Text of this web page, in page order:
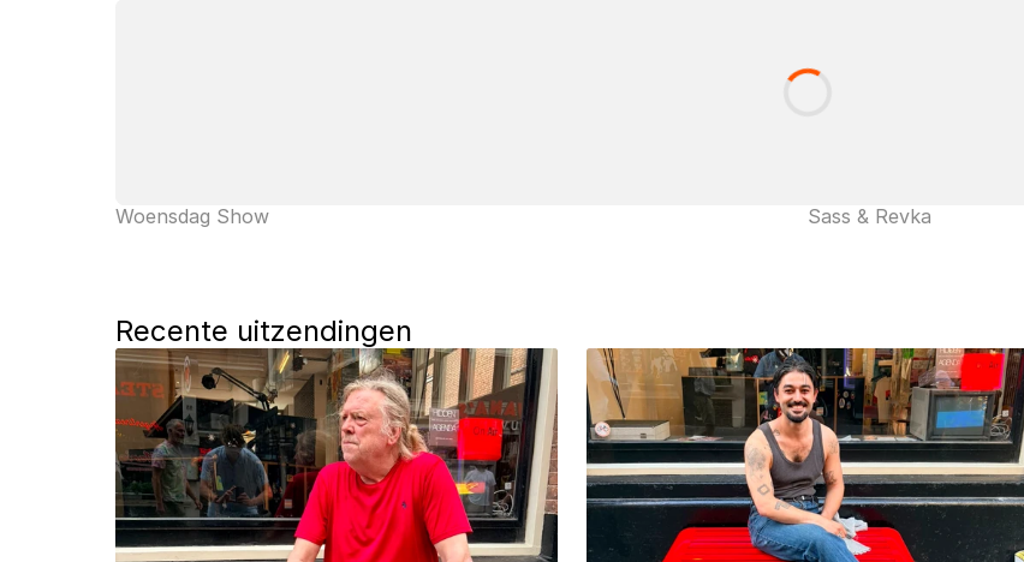
Woensdag Show Sass & Revka
Recente uitzendingen